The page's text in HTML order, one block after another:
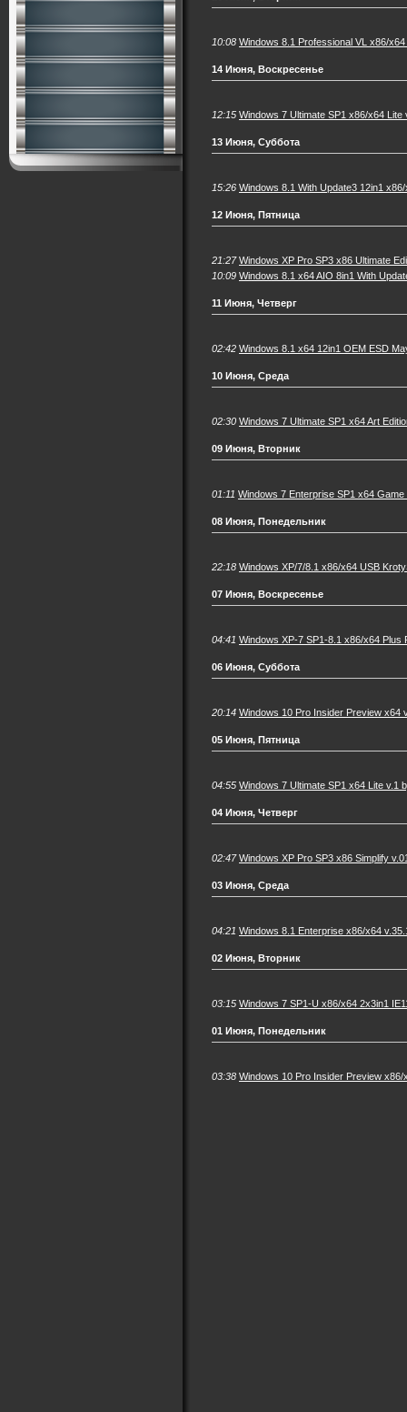
10:08 Windows 8.1 Professional VL x86/
14 Июня, Воскресенье
12:15 Windows 7 Ultimate SP1 x86/x64 Lite
13 Июня, Суббота
15:26 Windows 8.1 With Update3 12in1
12 Июня, Пятница
21:27 Windows XP Pro SP3 x86 Ultimate
10:09 Windows 8.1 x64 AIO 8in1 With
11 Июня, Четверг
02:42 Windows 8.1 x64 12in1 OEM ESD
10 Июня, Среда
02:30 Windows 7 Ultimate SP1 x64 Art
09 Июня, Вторник
01:11 Windows 7 Enterprise SP1 x64
08 Июня, Понедельник
22:18 Windows XP/7/8.1 x86/x64 USB
07 Июня, Воскресенье
04:41 Windows XP-7 SP1-8.1 x86/x64 Plus
06 Июня, Суббота
20:14 Windows 10 Pro Insider Preview x64
05 Июня, Пятница
04:55 Windows 7 Ultimate SP1 x64 Lite v.1
04 Июня, Четверг
02:47 Windows XP Pro SP3 x86 Simplify
03 Июня, Среда
04:21 Windows 8.1 Enterprise x86/x64
02 Июня, Вторник
03:15 Windows 7 SP1-U x86/x64 2x3in1
01 Июня, Понедельник
03:38 Windows 10 Pro Insider Preview